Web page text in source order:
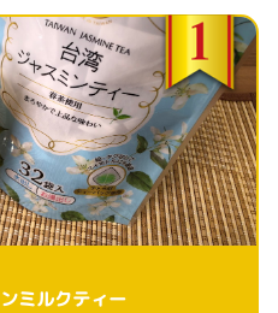
ミルクティー